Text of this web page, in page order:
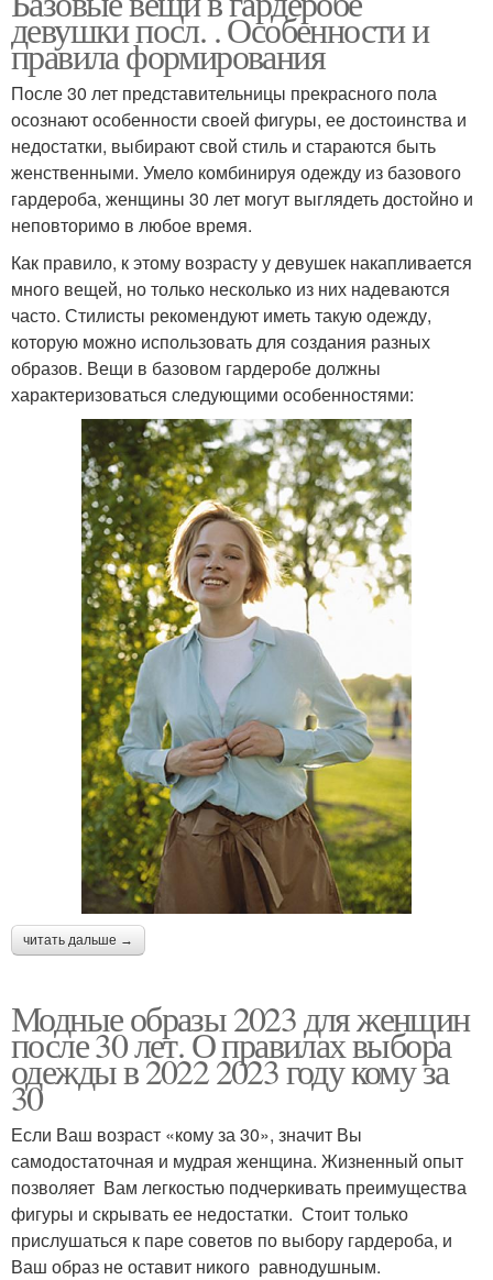
девушки посл. . Особенности и
правила формирования
После 30 лет представительницы прекрасного пола
осознают особенности своей фигуры, ее достоинства и
недостатки, выбирают свой стиль и стараются быть
женственными. Умело комбинируя одежду из базового
гардероба, женщины 30 лет могут выглядеть достойно и
неповторимо в любое время.
Как правило, к этому возрасту у девушек накапливается
много вещей, но только несколько из них надеваются
часто. Стилисты рекомендуют иметь такую одежду,
которую можно использовать для создания разных
образов. Вещи в базовом гардеробе должны
характеризоваться следующими особенностями:
читать дальше →
Модные образы 2023 для женщин
после 30 лет. О правилах выбора
одежды в 2022 2023 году кому за
30
Если Ваш возраст «кому за 30», значит Вы
самодостаточная и мудрая женщина. Жизненный опыт
позволяет Вам легкостью подчеркивать преимущества
фигуры и скрывать ее недостатки. Стоит только
прислушаться к паре советов по выбору гардероба, и
Ваш образ не оставит никого равнодушным.